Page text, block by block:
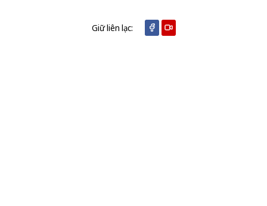
Giữ liên lạc: